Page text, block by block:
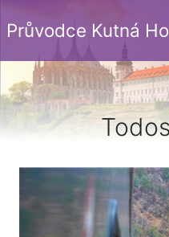
Průvodce Kutná